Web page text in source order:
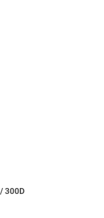
300D